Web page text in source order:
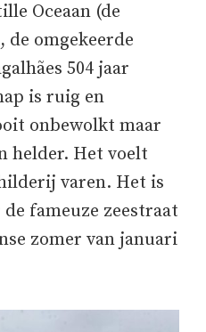
Oceaan (de
de omgekeerde
504 jaar
is ruig en
onbewolkt maar
helder. Het voelt
varen. Het is
fameuze zeestraat
zomer van januari